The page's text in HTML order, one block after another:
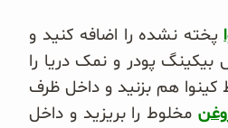
پخته نشده را اضافه کنید و
پودر و نمک دریا را
کینوا هم بزنید و داخل ظرف
مخلوط را بریزید و داخل